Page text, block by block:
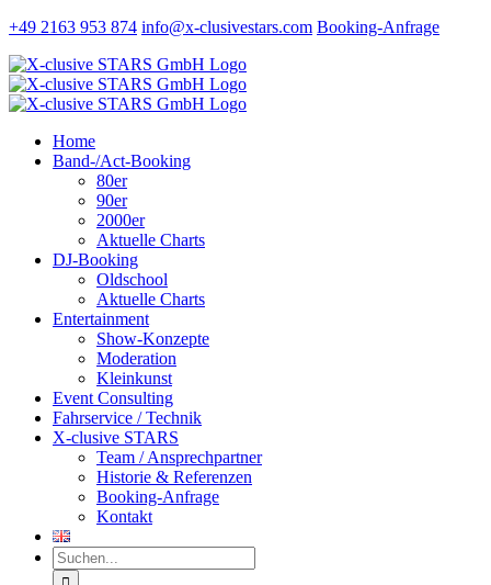
Zum
springen
+49 2163 953 874 info@x-clusivestars.com Booking-Anfrage
Facebook
Instagram
LinkedIn
Xing
Home
Band-/Act-Booking
80er
90er
2000er
Aktuelle Charts
DJ-Booking
Oldschool
Aktuelle Charts
Entertainment
Show-Konzepte
Moderation
Kleinkunst
Event Consulting
Fahrservice / Technik
X-clusive STARS
Team / Ansprechpartner
Historie & Referenzen
Booking-Anfrage
Kontakt
Suche
nach: